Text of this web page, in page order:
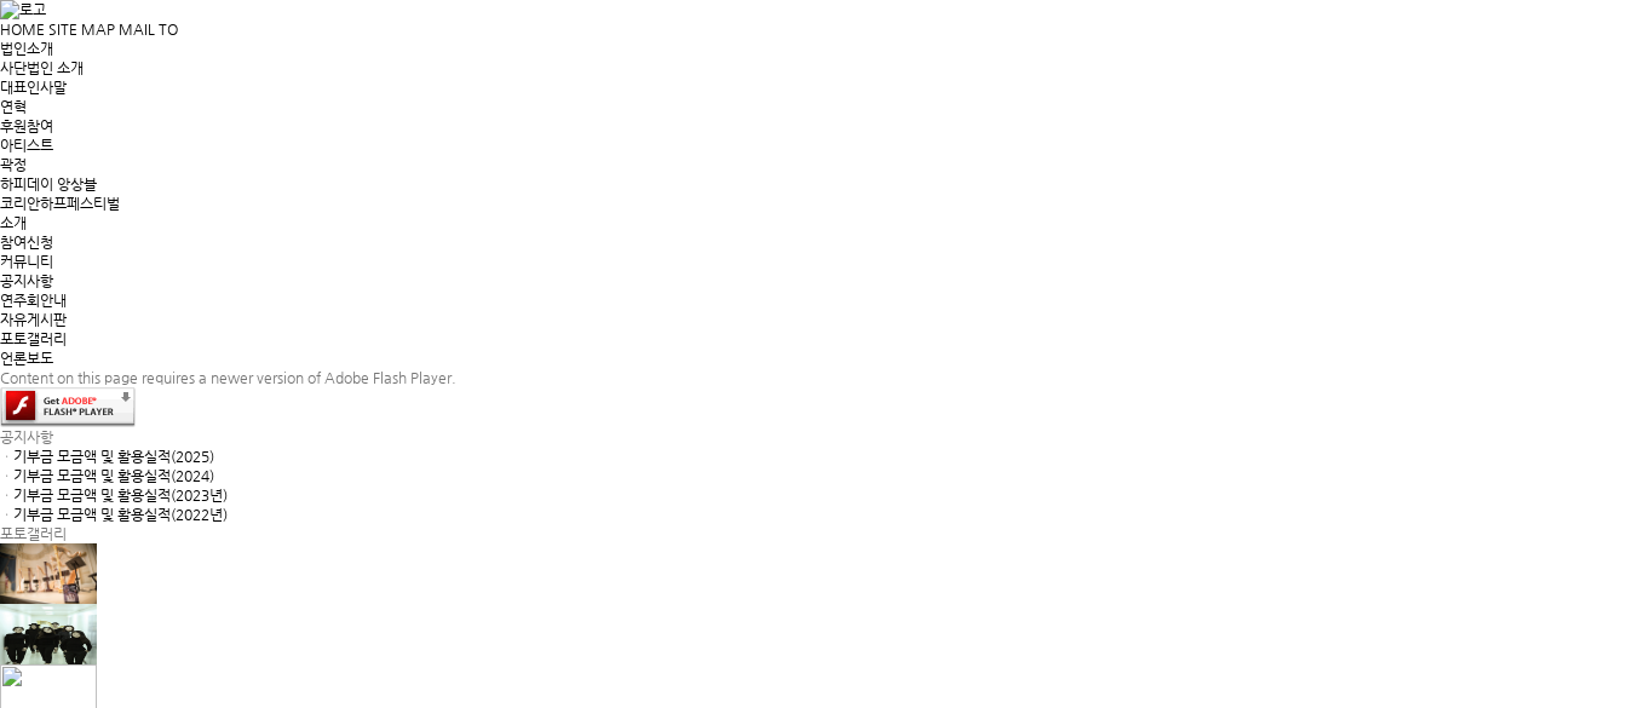
HOME SITE MAP MAIL TO
법인소개
사단법인 소개
대표인사말
연혁
후원참여
아티스트
곽정
하피데이 앙상블
코리안하프페스티벌
소개
참여신청
커뮤니티
공지사항
연주회안내
자유게시판
포토갤러리
언론보도
Content on this page requires a newer version of Adobe Flash Player.
공지사항
ㆍ 기부금 모금액 및 활용실적(2025)
ㆍ 기부금 모금액 및 활용실적(2024)
ㆍ 기부금 모금액 및 활용실적(2023년)
ㆍ 기부금 모금액 및 활용실적(2022년)
포토갤러리